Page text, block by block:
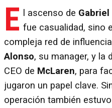
E l ascenso de
fue casualidad, sino
compleja red de
Alonso, su manager, y la
CEO de McLaren, para
jugaron un papel clave.
operación también estuvo